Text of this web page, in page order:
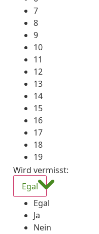
7
8
9
10
11
12
13
14
15
16
17
18
19
Wird vermisst:
Egal
Egal
Ja
Nein